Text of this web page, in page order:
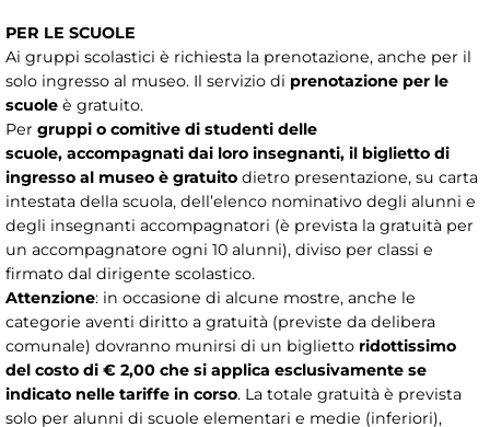
PER LE SCUOLE
Ai gruppi scolastici è richiesta la prenotazione, anche per il
solo ingresso al museo. Il servizio di prenotazione per le
scuole è gratuito.
Per gruppi o comitive di studenti delle
scuole, accompagnati dai loro insegnanti, il biglietto di
ingresso al museo è gratuito dietro presentazione, su carta
intestata della scuola, dell’elenco nominativo degli alunni e
degli insegnanti accompagnatori (è prevista la gratuità per
un accompagnatore ogni 10 alunni), diviso per classi e
firmato dal dirigente scolastico.
Attenzione: in occasione di alcune mostre, anche le
categorie aventi diritto a gratuità (previste da delibera
comunale) dovranno munirsi di un biglietto ridottissimo
del costo di € 2,00 che si applica esclusivamente se
indicato nelle tariffe in corso. La totale gratuità è prevista
solo per alunni di scuole elementari e medie (inferiori),